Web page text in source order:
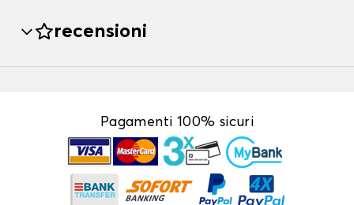
recensioni
Pagamenti 100% sicuri